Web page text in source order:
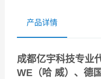
产品详情
成都亿宇科技专业
WE（哈 威）、德